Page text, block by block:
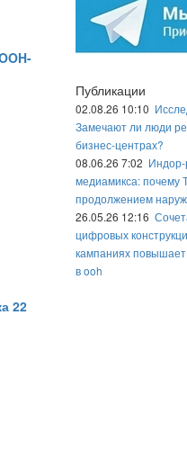
22
Публикации
02.08.26 10:10
Замечают ли люди
бизнес-центрах?
08.06.26 7:02 Индор-
медиамикса: почему
продолжением
26.05.26 12:16
цифровых
кампаниях
в ooh